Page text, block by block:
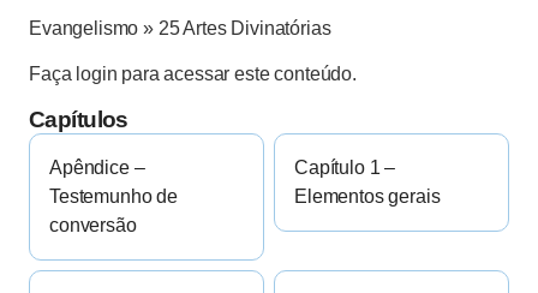
Evangelismo » 25 Artes Divinatórias
Faça login para acessar este conteúdo.
Capítulos
Apêndice –
Testemunho de
conversão
Capítulo 1 –
Elementos gerais